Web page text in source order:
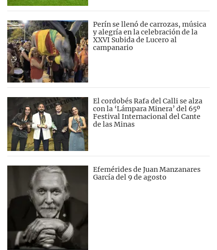
Perín se llenó de carrozas, música
y alegría en la celebración de la
XXVI Subida de Lucero al
campanario
El cordobés Rafa del Calli se alza
con la ‘Lámpara Minera’ del 65º
Festival Internacional del Cante
de las Minas
Efemérides de Juan Manzanares
García del 9 de agosto